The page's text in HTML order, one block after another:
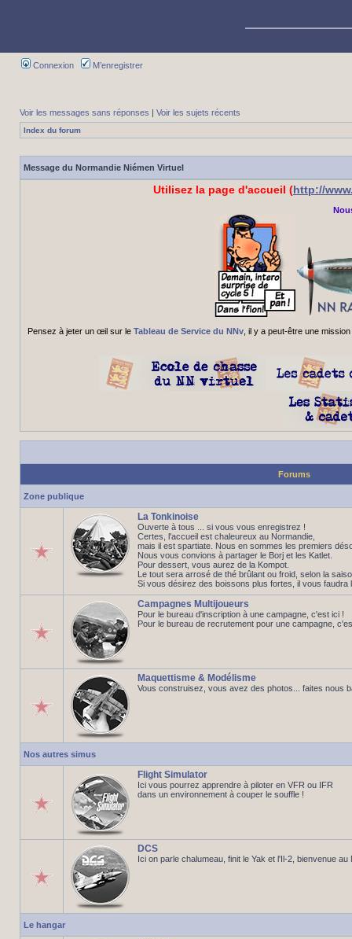
Connexion M’enregistrer
Voir les messages sans réponses | Voir les sujets récents
Index du forum
Message du Normandie Niémen Virtuel
Utilisez la page d'accueil (http://
Pensez à jeter un œil sur le Tableau de Service du NNv, il y a peut-être une
Forums
Zone publique
La Tonkinoise
Ouverte à tous ... si vous vous enregistrez !
Certes, l'accueil est chaleureux au Normandie,
mais il est spartiate. Nous en sommes les premiers
Nous vous convions à partager le Borj et les Katlet.
Pour dessert, vous aurez de la Kompot.
Le tout sera arrosé de thé brûlant ou froid, selon la
Si vous désirez des boissons plus fortes, il vous faudra
Campagnes Multijoueurs
Pour le bureau d'inscription à une campagne, c'est ici !
Pour le bureau de recrutement pour une campagne,
Maquettisme & Modélisme
Vous construisez, vous avez des photos... faites nous
Nos autres simus
Flight Simulator
Ici vous pourrez apprendre à piloter en VFR ou IFR
dans un environnement à couper le souffle !
DCS
Ici on parle chalumeau, finit le Yak et l'Il-2, bienvenue au
Le hangar